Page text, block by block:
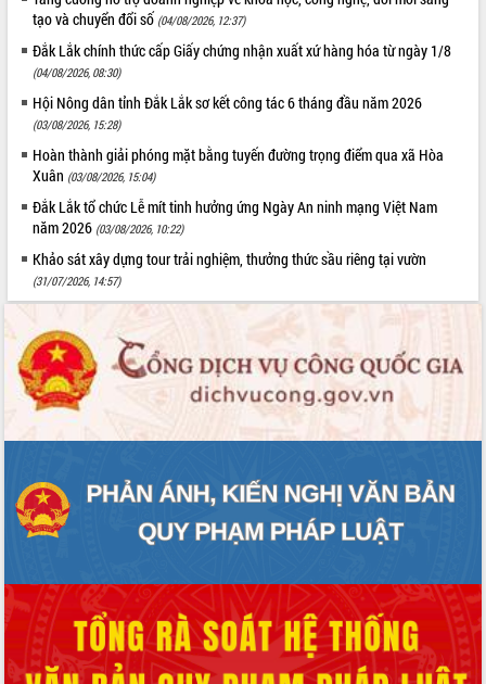
tạo và chuyển đổi số (04/08/2026, 12:37)
Đắk Lắk chính thức cấp Giấy chứng nhận xuất xứ hàng hóa từ ngày 1/8
(04/08/2026, 08:30)
Hội Nông dân tỉnh Đắk Lắk sơ kết công tác 6 tháng đầu năm 2026
(03/08/2026, 15:28)
Hoàn thành giải phóng mặt bằng tuyến đường trọng điểm qua xã Hòa
Xuân (03/08/2026, 15:04)
Đắk Lắk tổ chức Lễ mít tinh hưởng ứng Ngày An ninh mạng Việt Nam
năm 2026 (03/08/2026, 10:22)
Khảo sát xây dựng tour trải nghiệm, thưởng thức sầu riêng tại vườn
(31/07/2026, 14:57)